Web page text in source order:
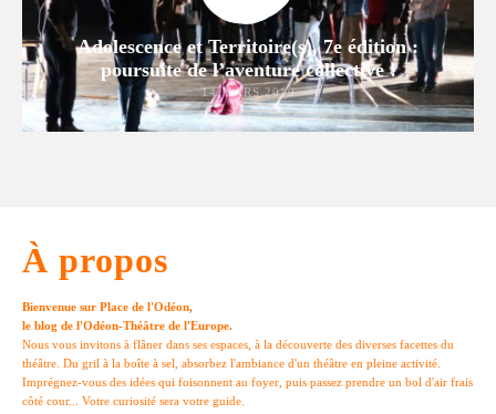
Adolescence et Territoire(s), 7e édition :
poursuite de l’aventure collective !
14 MARS 2019
À propos
Bienvenue sur Place de l'Odéon,
le blog de l'Odéon-Théâtre de l'Europe.
Nous vous invitons à flâner dans ses espaces, à la découverte des diverses facettes du
théâtre. Du gril à la boîte à sel, absorbez l'ambiance d'un théâtre en pleine activité.
Imprégnez-vous des idées qui foisonnent au foyer, puis passez prendre un bol d'air frais
côté cour... Votre curiosité sera votre guide.